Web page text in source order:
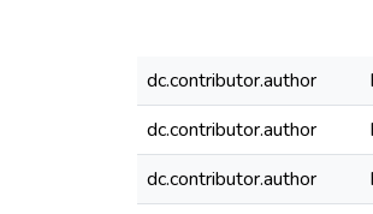
dc.contributor.author
dc.contributor.author
dc.contributor.author